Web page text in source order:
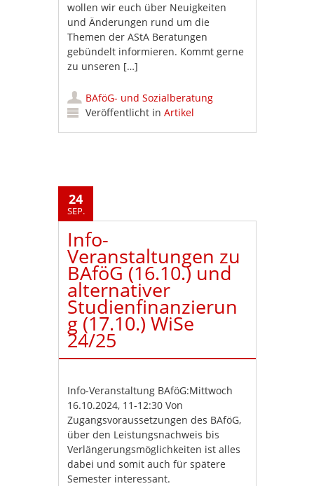
wollen wir euch über Neuigkeiten
und Änderungen rund um die
Themen der AStA Beratungen
gebündelt informieren. Kommt gerne
zu unseren […]
BAföG- und Sozialberatung
Veröffentlicht inArtikel
24
SEP.
Info-
Veranstaltungen zu
BAföG (16.10.) und
alternativer
Studienfinanzierun
g (17.10.) WiSe
24/25
Info-Veranstaltung BAföG:Mittwoch
16.10.2024, 11-12:30 Von
Zugangsvoraussetzungen des BAföG,
über den Leistungsnachweis bis
Verlängerungsmöglichkeiten ist alles
dabei und somit auch für spätere
Semester interessant.